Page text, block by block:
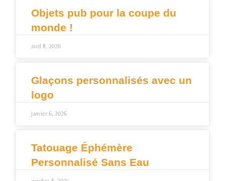
Objets pub pour la coupe du
monde !
avril 8, 2026
Glaçons personnalisés avec un
logo
janvier 6, 2026
Tatouage Éphémère
Personnalisé Sans Eau